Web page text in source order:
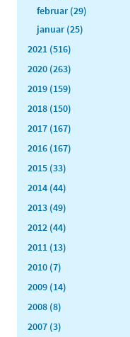
februar (29)
januar (25)
2021 (516)
2020 (263)
2019 (159)
2018 (150)
2017 (167)
2016 (167)
2015 (33)
2014 (44)
2013 (49)
2012 (44)
2011 (13)
2010 (7)
2009 (14)
2008 (8)
2007 (3)